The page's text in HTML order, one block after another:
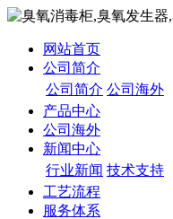
网站首页
公司简介
公司简介 公司海外
产品中心
公司海外
新闻中心
行业新闻 技术支持
工艺流程
服务体系